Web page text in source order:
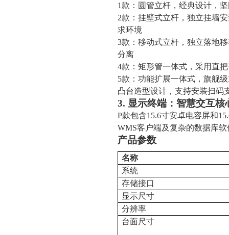
1款：圆管立杆，经典设计，
2款：挂壁式立杆，独立挂墙
求环境
3款：移动式立杆，独立落地
分离
4款：矩形管一体式，采用直
5款：功能扩展一体式，旗舰
凸台造型设计，支持安装扫码
3. 显示终端：智慧交互核
P款包含15.6寸安卓电容屏和
WMS客户端及复杂的数据库
产品参数
名称
系统
存储接口
显示尺寸
分辨率
台面尺寸